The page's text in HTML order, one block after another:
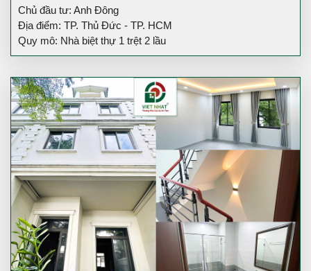
Chủ đầu tư: Anh Đông
Địa điểm: TP. Thủ Đức - TP. HCM
Quy mô: Nhà biệt thự 1 trệt 2 lầu